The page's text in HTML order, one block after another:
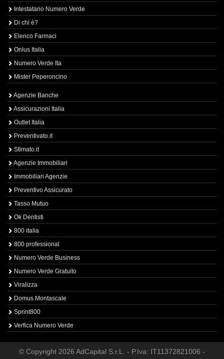
Intestatario Numero Verde
Di chi è?
Elenco Farmaci
Onlus Italia
Numero Verde Ita
Mister Peperoncino
Agenzie Banche
Assicurazioni Italia
Outlet Italia
Preventivato.it
Stimato.it
Agenzie Immobiliari
Immobiliari Agenzie
Preventivo Assicurato
Tasso Mutuo
Ok Dentisti
800 italia
800 professional
Numero Verde Business
Numero Verde Gratuito
Viralizza
Domus Montascale
Sprint800
Verfica Numero Verde
© Copyright 2026 AdCapital S.r.L. - P.Iva: IT11372821006 -